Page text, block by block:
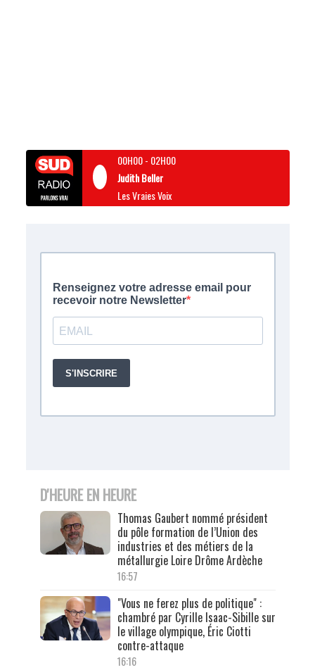
00H00- 02H00
Judith Beller
Les Vraies Voix
D'HEURE EN HEURE
Thomas Gaubert nommé président
du pôle formation de l’Union des
industries et des métiers de la
métallurgie Loire Drôme Ardèche
16:57
"Vous ne ferez plus de politique" :
chambré par Cyrille Isaac-Sibille sur
le village olympique, Éric Ciotti
contre-attaque
16:16